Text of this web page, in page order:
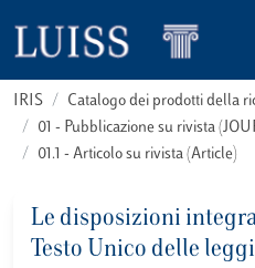
IRIS
Catalogo dei prodotti della
01 - Pubblicazione su rivista
01.1 - Articolo su rivista (Article)
Le disposizioni
Testo Unico delle